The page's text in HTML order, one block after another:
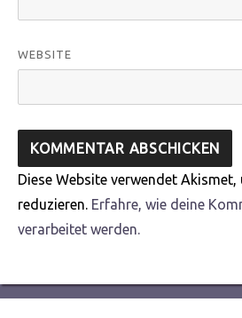
WEBSITE
Diese Website verwendet Akismet,
reduzieren. Erfahre, wie deine
verarbeitet werden.